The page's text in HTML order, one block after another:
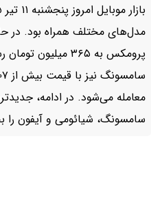
پرومکس به ۳۶۵
معامله می‌شود. در ادامه،
سامسونگ، شیائومی و آیفون را